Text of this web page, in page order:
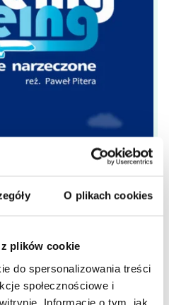
O plikach cookies
plików cookie
do spersonalizowania treści
społecznościowe i
Informacje o tym, jak